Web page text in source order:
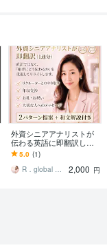
外資シニアアナリストが
伝わる英語に即翻訳しま
す ⏱もっと『伝わる』メ
ールへ✨ビジネス・プライ
ベート幅広く対応
5.0 (1)
R．global コンサルタントファーム
2,000 円